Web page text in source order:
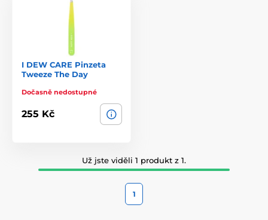
I DEW CARE Pinzeta
Tweeze The Day
Dočasně nedostupné
255 Kč
Už jste viděli 1 produkt z 1.
1